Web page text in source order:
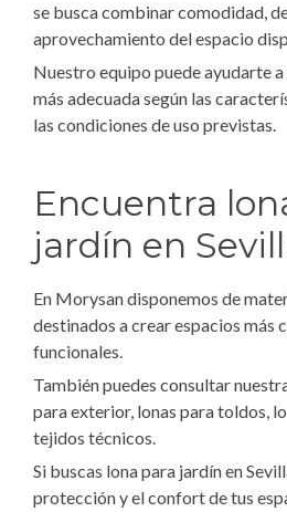
se busca combinar comodidad,
aprovechamiento del espacio
Nuestro equipo puede ayudarte
más adecuada según las
las condiciones de uso previstas.
Encuentra
jardín en
En Morysan disponemos de
destinados a crear espacios más
funcionales.
También puedes consultar
para exterior, lonas para toldos,
tejidos técnicos.
Si buscas lona para jardín en
protección y el confort de tus